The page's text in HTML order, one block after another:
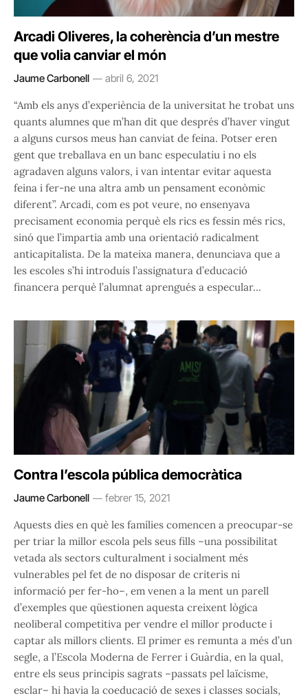
Arcadi Oliveres, la coherència d’un mestre
que volia canviar el món
Jaume Carbonell abril 6, 2021
“Amb els anys d’experiència de la universitat he trobat uns
quants alumnes que m’han dit que després d’haver vingut
a alguns cursos meus han canviat de feina. Potser eren
gent que treballava en un banc especulatiu i no els
agradaven alguns valors, i van intentar evitar aquesta
feina i fer-ne una altra amb un pensament econòmic
diferent”. Arcadi, com es pot veure, no ensenyava
precisament economia perquè els rics es fessin més rics,
sinó que l’impartia amb una orientació radicalment
anticapitalista. De la mateixa manera, denunciava que a
les escoles s’hi introduís l’assignatura d’educació
financera perquè l’alumnat aprengués a especular…
Contra l’escola pública democràtica
Jaume Carbonell febrer 15, 2021
Aquests dies en què les famílies comencen a preocupar-se
per triar la millor escola pels seus fills –una possibilitat
vetada als sectors culturalment i socialment més
vulnerables pel fet de no disposar de criteris ni
informació per fer-ho–, em venen a la ment un parell
d’exemples que qüestionen aquesta creixent lògica
neoliberal competitiva per vendre el millor producte i
captar als millors clients. El primer es remunta a més d’un
segle, a l’Escola Moderna de Ferrer i Guàrdia, en la qual,
entre els seus principis sagrats –passats pel laïcisme,
esclar– hi havia la coeducació de sexes i classes socials,